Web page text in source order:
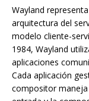
Wayland
arquitectura del
modelo cliente-
1984, Wayland
aplicaciones
Cada aplicación
compositor